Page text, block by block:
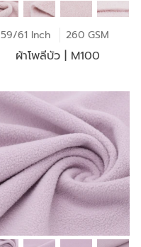
59/61 Inch 260 GSM
ผ้าโพลีบัว | M100